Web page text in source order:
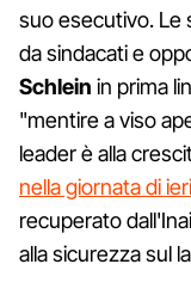
suo esecutivo. Le
da sindacati e
Schlein in prima
"mentire a viso
leader è alla
nella giornata di ieri
recuperato
alla sicurezza sul